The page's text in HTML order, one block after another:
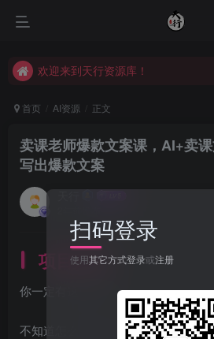
欢迎来到天行资源库！
首页 AI资源 正文
卖课老师爆款文案课，AI+卖
写出爆款文案
项目介绍
你一定有这些问题
不知道怎么写出好的文案
扫码登录
使用其它方式登录或注册